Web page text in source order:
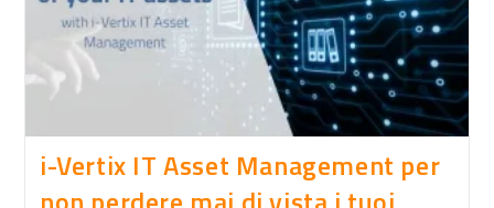
i-Vertix IT Asset Management per